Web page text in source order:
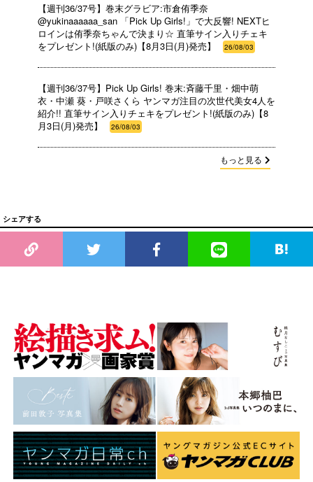
【週刊36/37号】巻末グラビア:市倉侑季奈
@yukinaaaaaa_san 「Pick Up Girls!」で大反響! NEXTヒ
ロインは侑季奈ちゃんで決まり☆ 直筆サイン入りチェキ
をプレゼント!(紙版のみ)【8月3日(月)発売】
26/08/03
【週刊36/37号】Pick Up Girls! 巻末:斉藤千里・畑中萌
衣・中瀬 葵・戸咲さくら ヤンマガ注目の次世代美女4人を
紹介!! 直筆サイン入りチェキをプレゼント!(紙版のみ)【8
月3日(月)発売】
26/08/03
もっと見る
シェアする